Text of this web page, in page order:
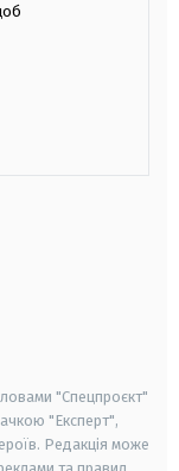
"Спецпроєкт"
"Експерт",
Редакція може